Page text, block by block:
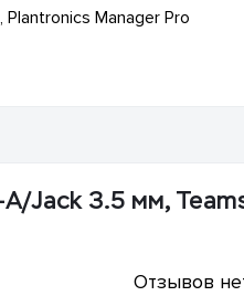
Manager Pro
Jack 3.5 мм,
Отзывов